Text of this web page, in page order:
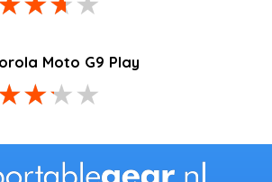
Moto G9 Play